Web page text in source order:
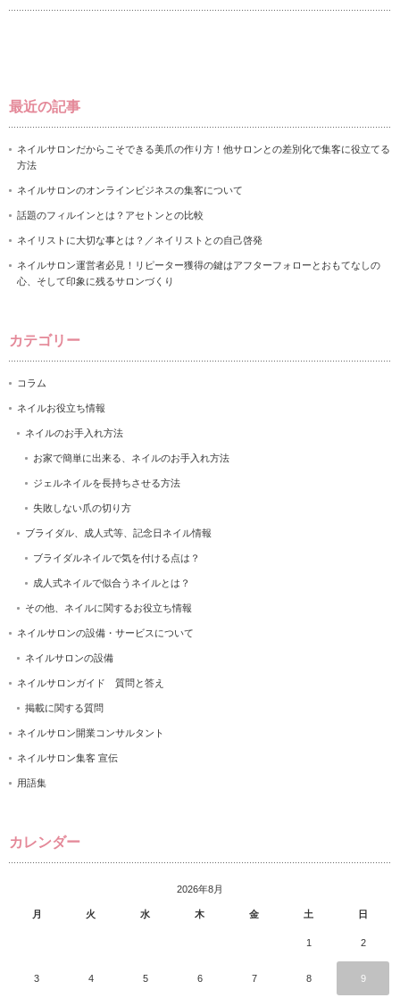
最近の記事
ネイルサロンだからこそできる美爪の作り方！他サロンとの差別化で集客に役立てる
方法
ネイルサロンのオンラインビジネスの集客について
話題のフィルインとは？アセトンとの比較
ネイリストに大切な事とは？／ネイリストとの自己啓発
ネイルサロン運営者必見！リピーター獲得の鍵はアフターフォローとおもてなしの
心、そして印象に残るサロンづくり
カテゴリー
コラム
ネイルお役立ち情報
ネイルのお手入れ方法
お家で簡単に出来る、ネイルのお手入れ方法
ジェルネイルを長持ちさせる方法
失敗しない爪の切り方
ブライダル、成人式等、記念日ネイル情報
ブライダルネイルで気を付ける点は？
成人式ネイルで似合うネイルとは？
その他、ネイルに関するお役立ち情報
ネイルサロンの設備・サービスについて
ネイルサロンの設備
ネイルサロンガイド 質問と答え
掲載に関する質問
ネイルサロン開業コンサルタント
ネイルサロン集客 宣伝
用語集
カレンダー
2026年8月
月 火 水 木 金 土 日
1 2
3 4 5 6 7 8 9